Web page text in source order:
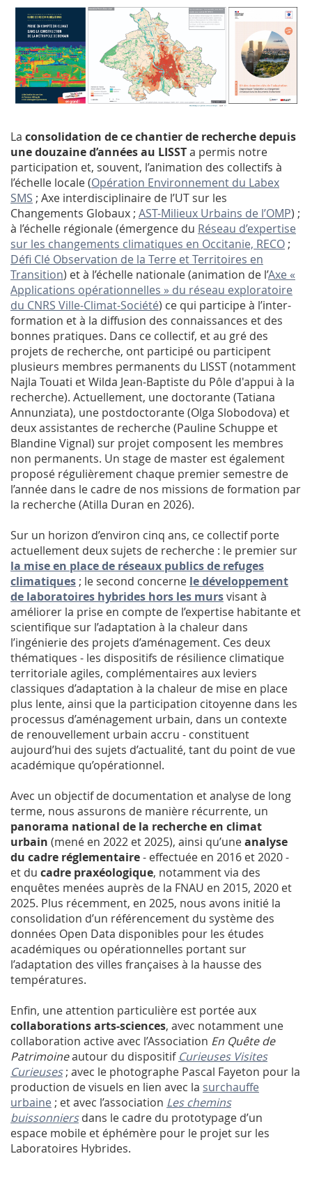
La consolidation de ce chantier de recherche depuis
une douzaine d’années au LISSTa permis notre
participation et, souvent, l’animation des collectifs à
l’échelle locale (Opération Environnement du Labex
SMS ; Axe interdisciplinaire de l’UT sur les
Changements Globaux ; AST-Milieux Urbains de l’OMP) ;
à l’échelle régionale (émergence du Réseau d’expertise
sur les changements climatiques en Occitanie, RECO;
Défi Clé Observation de la Terre et Territoires en
Transition) et à l’échelle nationale (animation de l’Axe «
Applications opérationnelles » du réseau exploratoire
du CNRS Ville-Climat-Société) ce qui participe à l’inter-
formation et à la diffusion des connaissances et des
bonnes pratiques. Dans ce collectif, et au gré des
projets de recherche, ont participé ou participent
plusieurs membres permanents du LISST (notamment
Najla Touati et Wilda Jean-Baptiste du Pôle d'appui à la
recherche). Actuellement, une doctorante (Tatiana
Annunziata), une postdoctorante (Olga Slobodova) et
deux assistantes de recherche (Pauline Schuppe et
Blandine Vignal) sur projet composent les membres
non permanents. Un stage de master est également
proposé régulièrement chaque premier semestre de
l’année dans le cadre de nos missions de formation par
la recherche (Atilla Duran en 2026).
Sur un horizon d’environ cinq ans, ce collectif porte
actuellement deux sujets de recherche : le premier sur
la mise en place de réseaux publics de refuges
climatiques; le second concerne le développement
de laboratoires hybrides hors les mursvisant à
améliorer la prise en compte de l’expertise habitante et
scientifique sur l’adaptation à la chaleur dans
l’ingénierie des projets d’aménagement. Ces deux
thématiques - les dispositifs de résilience climatique
territoriale agiles, complémentaires aux leviers
classiques d’adaptation à la chaleur de mise en place
plus lente, ainsi que la participation citoyenne dans les
processus d’aménagement urbain, dans un contexte
de renouvellement urbain accru - constituent
aujourd’hui des sujets d’actualité, tant du point de vue
académique qu’opérationnel.
Avec un objectif de documentation et analyse de long
terme, nous assurons de manière récurrente, un
panorama national de la recherche en climat
urbain (mené en 2022 et 2025), ainsi qu’uneanalyse
du cadre réglementaire- effectuée en 2016 et 2020 -
et du cadre praxéologique, notamment via des
enquêtes menées auprès de la FNAU en 2015, 2020 et
2025. Plus récemment, en 2025, nous avons initié la
consolidation d’un référencement du système des
données Open Data disponibles pour les études
académiques ou opérationnelles portant sur
l’adaptation des villes françaises à la hausse des
températures.
Enfin, une attention particulière est portée aux
collaborations arts-sciences, avec notamment une
collaboration active avec l’Association En Quête de
Patrimoineautour du dispositif Curieuses Visites
Curieuses; avec le photographe Pascal Fayeton pour la
production de visuels en lien avec la surchauffe
urbaine ; et avec l’association Les chemins
buissonniersdans le cadre du prototypage d’un
espace mobile et éphémère pour le projet sur les
Laboratoires Hybrides.